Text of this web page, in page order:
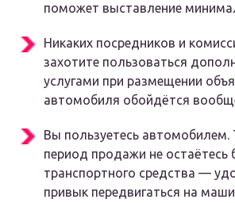
поможет выставление
Никаких посредников и
захотите пользоваться
услугами при размещении
автомобиля обойдётся
Вы пользуетесь автомобилем.
период продажи не остаётесь
транспортного средства —
привык передвигаться на